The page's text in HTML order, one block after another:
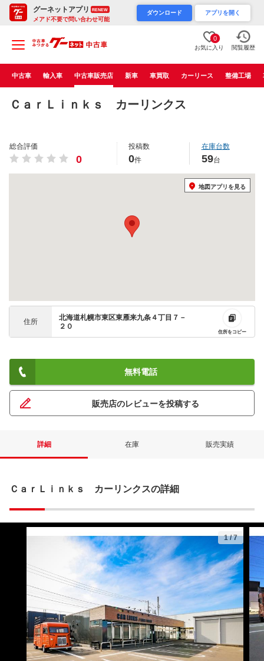
グーネットアプリ RENEW
メアド不要で問い合わせ可能
ダウンロード アプリを開く
0
お気に入り 閲覧履歴
中古車 輸入車 中古車販売店 新車 車買取 カーリース 整備工場
ＣａｒＬｉｎｋｓ カーリンクス
総合評価
0
投稿数
0件
在庫台数
59台
地図アプリを見る
住所
北海道札幌市東区東雁来九条４丁目７－
２０
住所をコピー
無料電話
販売店のレビューを投稿する
詳細 在庫 販売実績
ＣａｒＬｉｎｋｓ カーリンクスの詳細
1/7